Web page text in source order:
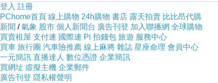
上一篇：
下一篇： ◆ 克林姆胖！ ◆
登入 註冊
PChome首頁 線上購物 24h購物 書店 露天拍賣 比比昂代購
新聞 /氣象 股市 個人新聞台 廣告刊登 加入聯播網 全球購物
買賣租屋 支付連 國際連 Pi 拍錢包 旅遊 服務中心
買車 旅行團 汽車險推薦 線上麻將 雜誌 星座命理 會員中心
一元簡訊 直播達人 數位憑證 企業簡訊
買網址 虛擬主機 企業郵件
廣告刊登 隱私權聲明